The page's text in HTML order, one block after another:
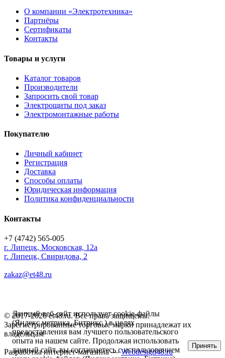
О компании «Электротехника»
Партнёры
Сертификаты
Контакты
Товары и услуги
Каталог товаров
Производители
Запросить свой товар
Электрощиты под заказ
Электромонтажные работы
Покупателю
Личный кабинет
Регистрация
Доставка
Способы оплаты
Юридическая информация
Политика конфиденциальности
Контакты
+7 (4742) 565-005
г. Липецк, Московская, 12а
г. Липецк, Свиридова, 2
zakaz@et48.ru
© 2017-2026 et48.ru. Все права защищены.
Зарегистрированные торговые марки принадлежат их
владельцам
Разработка интернет-магазина —Webdesign48.ru
Данный веб-сайт использует cookie-файлы
(Яндекс метрика, Битрикс ) в целях
предоставления вам лучшего пользовательского
опыта на нашем сайте. Продолжая использовать
данный сайт, вы соглашаетесь с использованием
Принять